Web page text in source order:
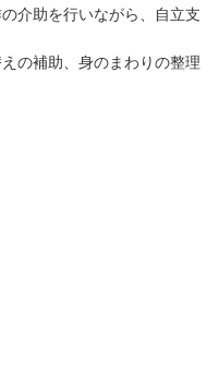
介助を行いながら、自立支
の補助、身のまわりの整理